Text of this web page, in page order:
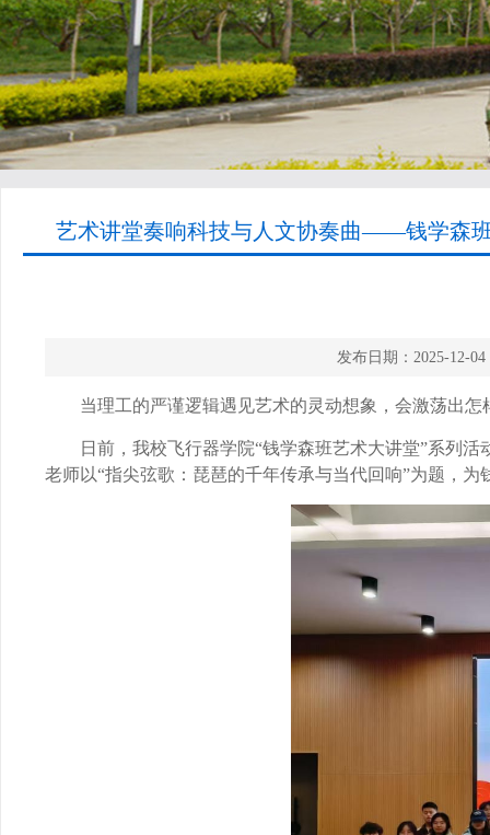
艺术讲堂奏响科技与人文协奏曲——钱学森
发布日期：2025-12-
当理工的严谨逻辑遇见艺术的灵动想象，会激荡出怎
日前，我校飞行器学院“钱学森班艺术大讲堂”系列
老师以“指尖弦歌：琵琶的千年传承与当代回响”为题，